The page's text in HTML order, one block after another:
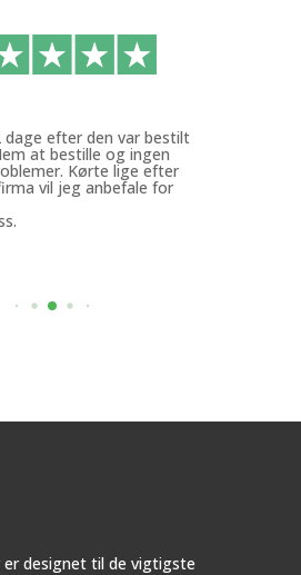
dage efter den var bestilt
at bestille og ingen
Kørte lige efter
vil jeg anbefale for
designet til de vigtigste